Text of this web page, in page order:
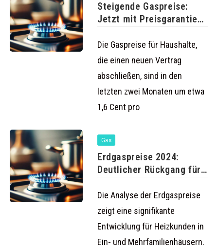
Steigende Gaspreise:
Jetzt mit Preisgarantie
Die Gaspreise für Haushalte,
die einen neuen Vertrag
abschließen, sind in den
letzten zwei Monaten um etwa
1,6 Cent pro
Gas
Erdgaspreise 2024:
Deutlicher Rückgang für
Die Analyse der Erdgaspreise
zeigt eine signifikante
Entwicklung für Heizkunden in
Ein- und Mehrfamilienhäusern.